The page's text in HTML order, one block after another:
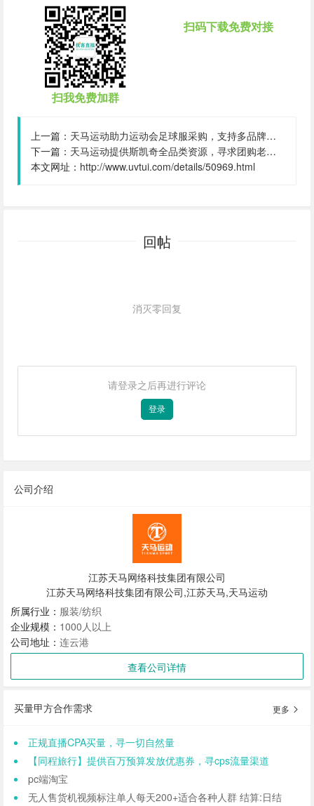
扫我免费加群
扫码下载免费对接
上一篇： 天马运动助力运动会足球服采购，支持多品牌选择与快速翻单服务,我是该产品:供应链平台方,结算账期:可商议
下一篇： 天马运动提供斯凯奇全品类资源，寻求团购老板咨询合作,我是该产品:供应链平台方,结算账期:可商议
本文网址： http://www.uvtui.com/details/50969.html
回帖
消灭零回复
请登录之后再进行评论
登录
公司介绍
江苏天马网络科技集团有限公司
江苏天马网络科技集团有限公司,江苏天马,天马运动
所属行业： 服装/纺织
企业规模： 1000人以上
公司地址： 连云港
查看公司详情
买量甲方合作需求 更多
正规直播CPA买量，寻一切自然量
【同程旅行】提供百万预算发放优惠券，寻cps流量渠道
pc端淘宝
无人售货机视频标注单人每天200+适合各种人群 结算:日结